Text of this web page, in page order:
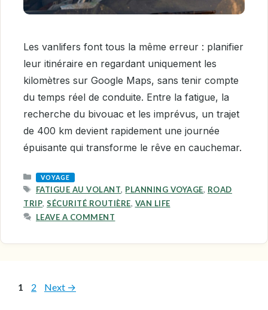
Les vanlifers font tous la même erreur : planifier
leur itinéraire en regardant uniquement les
kilomètres sur Google Maps, sans tenir compte
du temps réel de conduite. Entre la fatigue, la
recherche du bivouac et les imprévus, un trajet
de 400 km devient rapidement une journée
épuisante qui transforme le rêve en cauchemar.
CATEGORIES
VOYAGE
TAGS
FATIGUE AU VOLANT, PLANNING VOYAGE, ROAD
TRIP, SÉCURITÉ ROUTIÈRE, VAN LIFE
LEAVE A COMMENT
Page
1 Page
2 Next →